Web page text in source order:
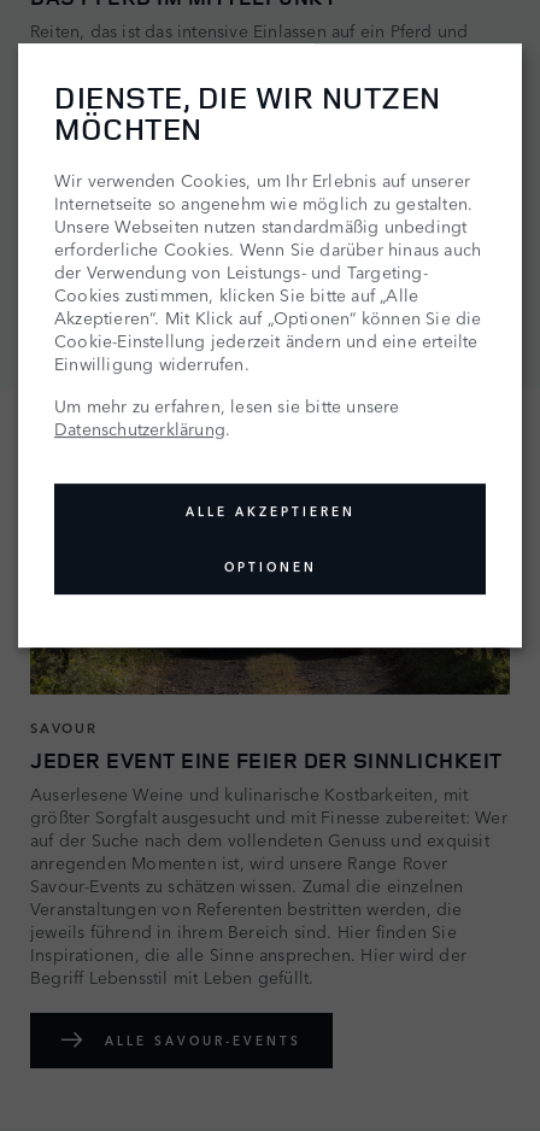
Reiten, das ist das intensive Einlassen auf ein Pferd und
Rover Live Veranstaltungen zum Thema Reiten werden
diesem Umstand auf vielfältige Weise gerecht. Informativ,
unterhaltsam und immer nah dran an den Bedürfnissen von
Aspekte thematisiert wie Zucht, Transport, Pflege,
Turniersport oder Pferdeausbildung – präsentiert und
vermittelt von versierten Fachgrößen.
ALLE REITEN-EVENTS
SAVOUR
JEDER EVENT EINE FEIER DER SINNLICHKEIT
Auserlesene Weine und kulinarische Kostbarkeiten, mit
größter Sorgfalt ausgesucht und mit Finesse zubereitet: Wer
auf der Suche nach dem vollendeten Genuss und exquisit
anregenden Momenten ist, wird unsere Range Rover
Savour-Events zu schätzen wissen. Zumal die einzelnen
Veranstaltungen von Referenten bestritten werden, die
jeweils führend in ihrem Bereich sind. Hier finden Sie
Inspirationen, die alle Sinne ansprechen. Hier wird der
Begriff Lebensstil mit Leben gefüllt.
ALLE SAVOUR-EVENTS
DIENSTE, DIE WIR NUTZEN
MÖCHTEN
Wir verwenden Cookies, um Ihr Erlebnis auf unserer
Internetseite so angenehm wie möglich zu gestalten.
Unsere Webseiten nutzen standardmäßig unbedingt
erforderliche Cookies. Wenn Sie darüber hinaus auch
der Verwendung von Leistungs- und Targeting-
Cookies zustimmen, klicken Sie bitte auf „Alle
Akzeptieren“. Mit Klick auf „Optionen“ können Sie die
Cookie-Einstellung jederzeit ändern und eine erteilte
Einwilligung widerrufen.
Um mehr zu erfahren, lesen sie bitte unsere
Datenschutzerklärung.
OPTIONEN
ALLE AKZEPTIEREN